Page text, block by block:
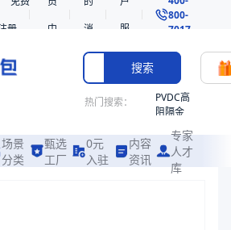
册
中
消
息
服
务
800-
7017
搜索
热门搜索：
PVDC高
阻隔金
共挤热
收缩袋
场景
分类
甄选
工厂
0元
入驻
内容
资讯
专家
人才
库
阻隔宠物斜杯TJ076040A包装，提供详尽